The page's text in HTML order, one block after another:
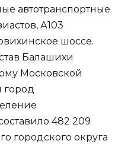
автотранспортные
А103
шоссе.
Балашихи
Московской
город
482 209
городского округа